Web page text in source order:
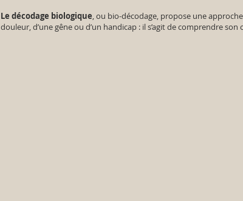
Le décodage biologique, ou bio-décodage, propose une
douleur, d’une gêne ou d’un handicap : il s’agit de comprendre son